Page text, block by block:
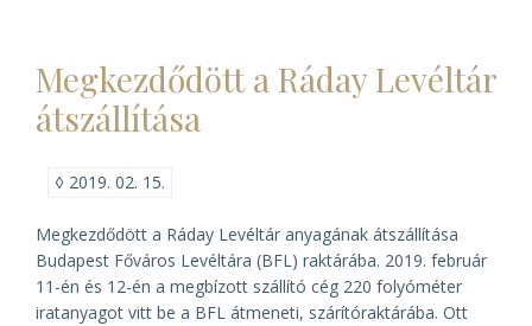
Megkezdődött a Ráday Levéltár
átszállítása
◊ 2019. 02. 15.
Megkezdődött a Ráday Levéltár anyagának átszállítása
Budapest Főváros Levéltára (BFL) raktárába. 2019. február
11-én és 12-én a megbízott szállító cég 220 folyóméter
iratanyagot vitt be a BFL átmeneti, szárítóraktárába. Ott